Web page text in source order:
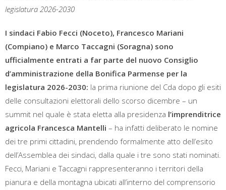
legislatura 2026-2030
I sindaci Fabio Fecci (Noceto), Francesco Mariani
(Compiano) e Marco Taccagni (Soragna) sono
ufficialmente entrati a far parte del nuovo Consiglio
d’amministrazione della Bonifica Parmense per la
legislatura 2026-2030: la prima riunione del Cda dopo gli esiti
delle consultazioni elettorali dello scorso dicembre – un
summit nel quale è stata eletta alla presidenza l’imprenditrice
agricola Francesca Mantelli – ha infatti deliberato le nomine
dei tre primi cittadini, prendendo formalmente atto dell’esito
dell’Assemblea dei sindaci, dalla quale i tre sono stati nominati.
Fecci, Mariani e Taccagni rappresenteranno i territori della
pianura e della montagna ubicati all’interno del comprensorio